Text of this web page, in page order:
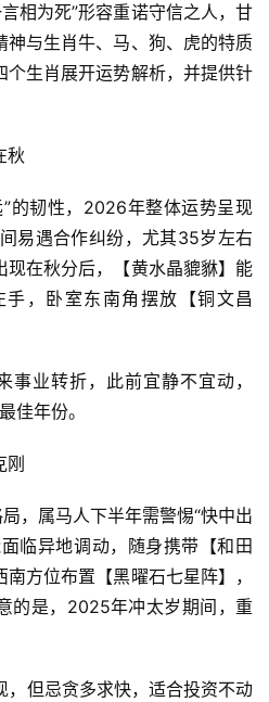
相为死”形容重诺守信之人，甘
神与生肖牛、马、狗、虎的特质
个生肖展开运势解析，并提供针
秋
的韧性，2026年整体运势呈现
易遇合作纠纷，尤其35岁左右
现在秋分后，【黄水晶貔貅】能
，卧室东南角摆放【铜文昌
业转折，此前宜静不宜动，
佳年份。
，属马人下半年需警惕“快中出
临异地调动，随身携带【和田
方位布置【黑曜石七星阵】，
的是，2025年冲太岁期间，重
，但忌贪多求快，适合投资不动